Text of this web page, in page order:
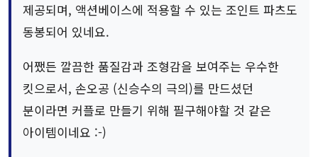
제공되며, 액션베이스에 적용할 수 있는 조인트 파츠도
동봉되어 있네요.
어쨌든 깔끔한 품질감과 조형감을 보여주는 우수한
킷으로서, 손오공 (신승수의 극의)를 만드셨던
분이라면 커플로 만들기 위해 필구해야할 것 같은
아이템이네요 :-)